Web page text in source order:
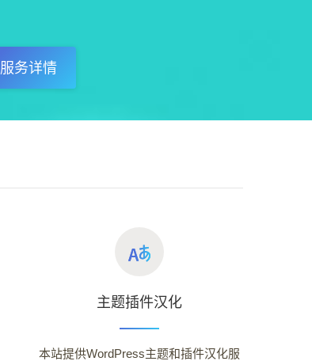
服务详情
主题插件汉化
本站提供WordPress主题和插件汉化服